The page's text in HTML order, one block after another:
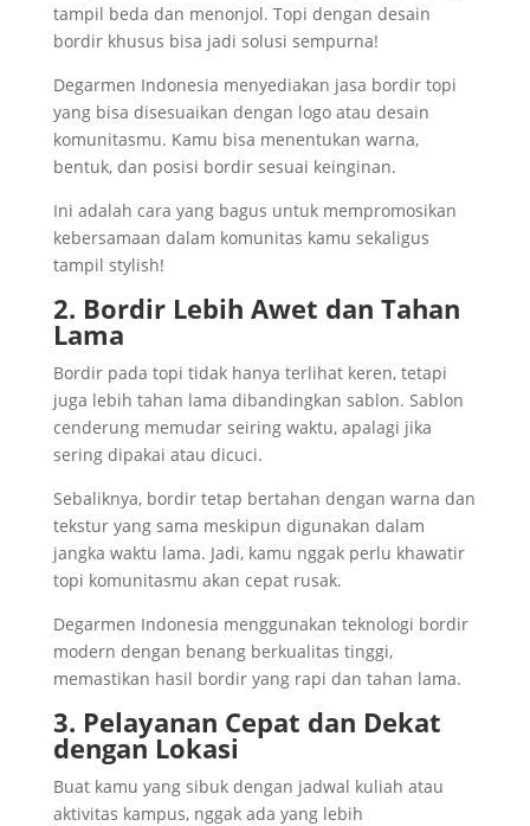
tampil beda dan menonjol. Topi dengan desain
bordir khusus bisa jadi solusi sempurna!
Degarmen Indonesia menyediakan jasa bordir topi
yang bisa disesuaikan dengan logo atau desain
komunitasmu. Kamu bisa menentukan warna,
bentuk, dan posisi bordir sesuai keinginan.
Ini adalah cara yang bagus untuk mempromosikan
kebersamaan dalam komunitas kamu sekaligus
tampil stylish!
2. Bordir Lebih Awet dan Tahan
Lama
Bordir pada topi tidak hanya terlihat keren, tetapi
juga lebih tahan lama dibandingkan sablon. Sablon
cenderung memudar seiring waktu, apalagi jika
sering dipakai atau dicuci.
Sebaliknya, bordir tetap bertahan dengan warna dan
tekstur yang sama meskipun digunakan dalam
jangka waktu lama. Jadi, kamu nggak perlu khawatir
topi komunitasmu akan cepat rusak.
Degarmen Indonesia menggunakan teknologi bordir
modern dengan benang berkualitas tinggi,
memastikan hasil bordir yang rapi dan tahan lama.
3. Pelayanan Cepat dan Dekat
dengan Lokasi
Buat kamu yang sibuk dengan jadwal kuliah atau
aktivitas kampus, nggak ada yang lebih